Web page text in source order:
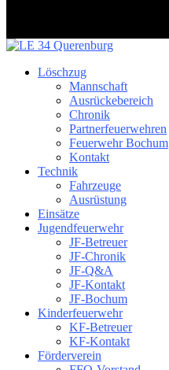
Löschzug
Mannschaft
Ausrückebereich
Chronik
Partnerfeuerwehren
Feuerwehr Bochum
Kontakt
Technik
Fahrzeuge
Ausrüstung
Einsätze
Jugendfeuerwehr
JF-Betreuer
JF-Chronik
JF-Q&A
JF-Kontakt
JF-Bochum
Kinderfeuerwehr
KF-Betreuer
KF-Kontakt
Förderverein